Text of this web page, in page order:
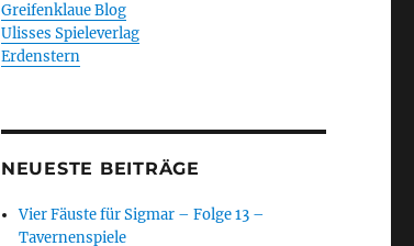
Greifenklaue Blog
Ulisses Spieleverlag
Erdenstern
NEUESTE BEITRÄGE
Vier Fäuste für Sigmar – Folge 13 –
Tavernenspiele